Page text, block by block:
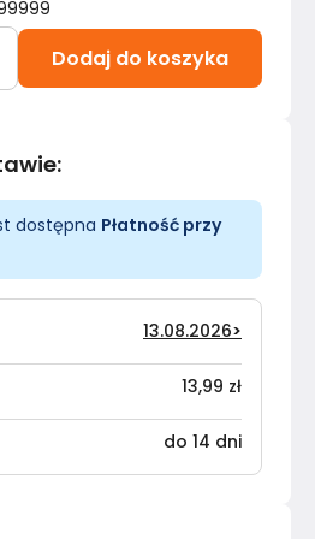
Dodaj do koszyka
:
dostępna Płatność przy
13.08.2026>
13,99 zł
do 14 dni